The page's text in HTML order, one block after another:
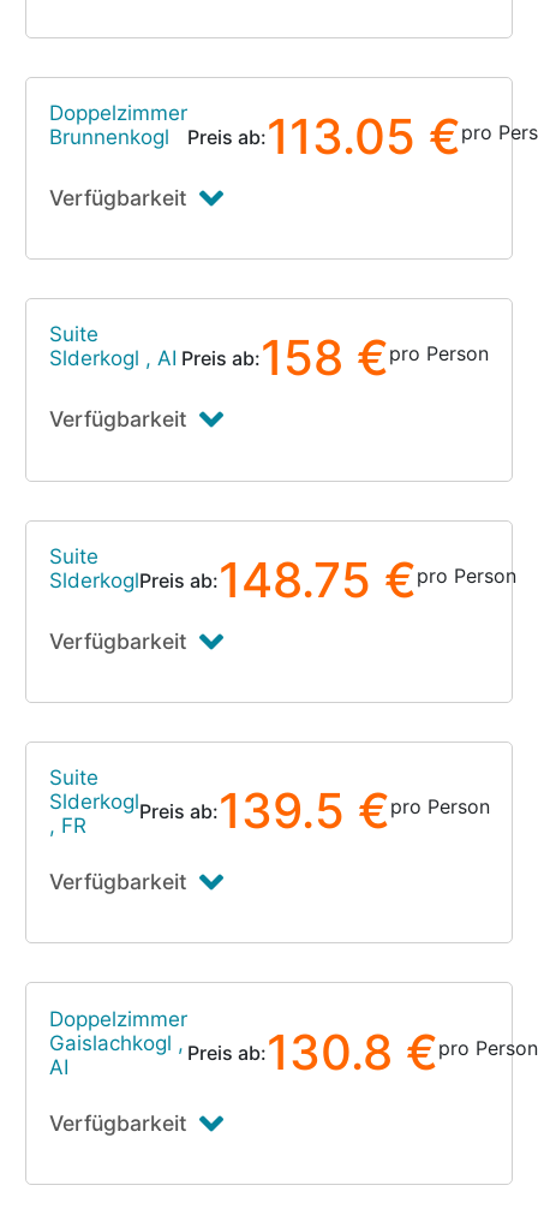
Doppelzimmer
Brunnenkogl
Preis ab:113.05 €pro
Verfügbarkeit
Suite
Slderkogl , AI Preis ab:158 €pro Person
Verfügbarkeit
Suite
SlderkoglPreis ab:148.75 €pro Person
Verfügbarkeit
Suite
Slderkogl
, FR
Preis ab:139.5 €pro Person
Verfügbarkeit
Doppelzimmer
Gaislachkogl ,
AI
Preis ab:130.8 €pro Person
Verfügbarkeit